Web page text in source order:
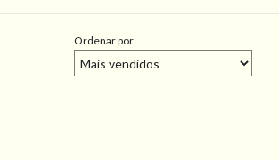
Ordenar por